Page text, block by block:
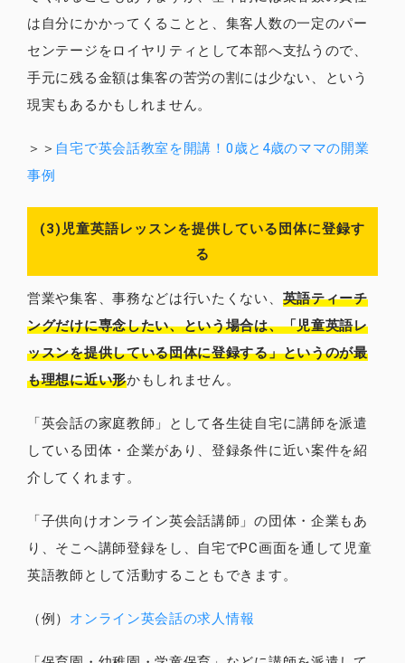
は自分にかかってくることと、集客人数の一定のパー
センテージをロイヤリティとして本部へ支払うので、
手元に残る金額は集客の苦労の割には少ない、という
現実もあるかもしれません。
＞＞ 自宅で英会話教室を開講！0歳と4歳のママの開業
事例
(3)児童英語レッスンを提供している団体に登録す
る
営業や集客、事務などは行いたくない、 英語ティーチ
ングだけに専念したい、という場合は、「児童英語レ
ッスンを提供している団体に登録する」というのが最
も理想に近い形かもしれません。
「英会話の家庭教師」として各生徒自宅に講師を派遣
している団体・企業があり、登録条件に近い案件を紹
介してくれます。
「子供向けオンライン英会話講師」の団体・企業もあ
り、そこへ講師登録をし、自宅でPC画面を通して児童
英語教師として活動することもできます。
（例） オンライン英会話の求人情報